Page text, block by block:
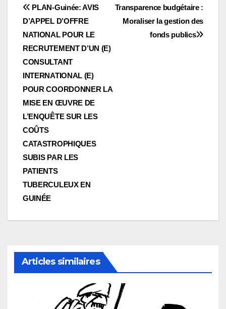
Navigation
de
l’article
Transparence budgétaire :
Moraliser la gestion des
fonds publics
PLAN-Guinée: AVIS
D’APPEL D’OFFRE
NATIONAL POUR LE
RECRUTEMENT D’UN (E)
CONSULTANT
INTERNATIONAL (E)
POUR COORDONNER LA
MISE EN ŒUVRE DE
L’ENQUÊTE SUR LES
COÛTS
CATASTROPHIQUES
SUBIS PAR LES
PATIENTS
TUBERCULEUX EN
GUINÉE
Articles similaires